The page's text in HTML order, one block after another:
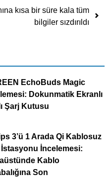
kısa bir süre kala tüm
bilgiler sızdırıldı
EchoBuds Magic
Dokunmatik Ekranlı
Şarj Kutusu
3’ü 1 Arada Qi Kablosuz
İncelemesi:
Kablo
Son